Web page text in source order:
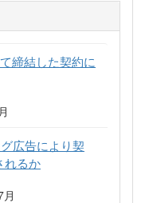
締結した契約に
広告により契
れるか